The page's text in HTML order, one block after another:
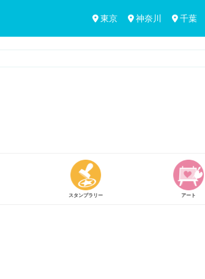
東京 神奈川 千葉
アート 買う